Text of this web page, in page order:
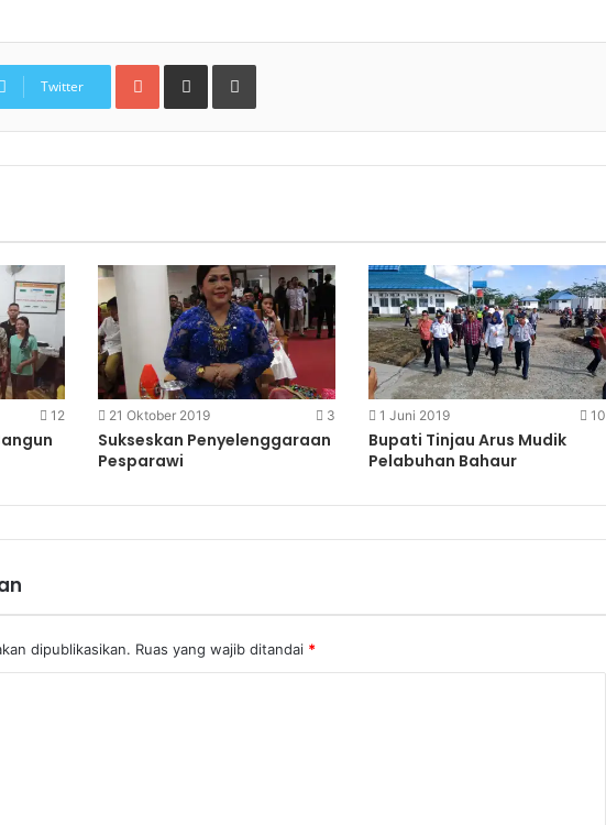
Twitter
Google+Share via Email Print
12 21 Oktober 2019 3
Sukseskan Penyelenggaraan
Pesparawi
1 Juni 2019 10
Bupati Tinjau Arus Mudik
Pelabuhan Bahaur
dipublikasikan. Ruas yang wajib ditandai *